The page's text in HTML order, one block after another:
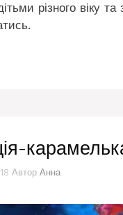
різного віку та
Автор Анна